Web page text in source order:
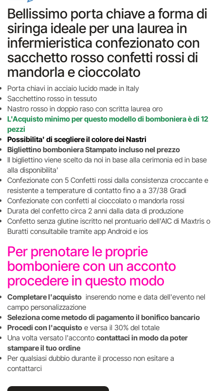
Bellissimo porta chiave a forma di
siringa ideale per una laurea in
infermieristica confezionato con
sacchetto rosso confetti rossi di
mandorla e cioccolato
Porta chiavi in acciaio lucido made in Italy
Sacchettino rosso in tessuto
Nastro rosso in doppio raso con scritta laurea oro
L'Acquisto minimo per questo modello di bomboniera è di 12
pezzi
Possibilita' di scegliere il colore dei Nastri
Bigliettino bomboniera Stampato incluso nel prezzo
Il bigliettino viene scelto da noi in base alla cerimonia ed in base
alla disponibilita'
Confezionate con 5 Confetti rossi dalla consistenza croccante e
resistente a temperature di contatto fino a a 37/38 Gradi
Confezionate con confetti al cioccolato o mandorla rossi
Durata del confetto circa 2 anni dalla data di produzione
Confetto senza glutine iscritto nel prontuario dell'AIC di Maxtris o
Buratti consultabile tramite app Android e ios
Per prenotare le proprie
bomboniere con un acconto
procedere in questo modo
Completare l'acquisto inserendo nome e data dell'evento nel
campo personalizzazione
Seleziona come metodo di pagamento il bonifico bancario
Procedi con l'acquisto e versa il 30% del totale
Una volta versato l'acconto contattaci in modo da poter
stampare il tuo ordine
Per qualsiasi dubbio durante il processo non esitare a
contattarci